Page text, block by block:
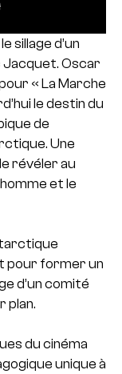
sillage d’un
Jacquet. Oscar
« La Marche
le destin du
de
Une
révéler au
et le
pour former un
d’un comité
plan.
du cinéma
unique à